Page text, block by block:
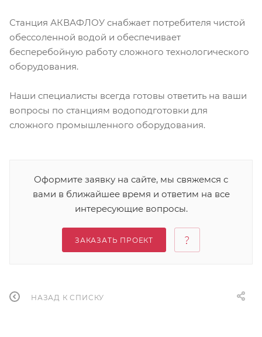
Станция АКВАФЛОУ снабжает потребителя чистой
обессоленной водой и обеспечивает
бесперебойную работу сложного технологического
оборудования.
Наши специалисты всегда готовы ответить на ваши
вопросы по станциям водоподготовки для
сложного промышленного оборудования.
Оформите заявку на сайте, мы свяжемся с
вами в ближайшее время и ответим на все
интересующие вопросы.
ЗАКАЗАТЬ ПРОЕКТ
НАЗАД К СПИСКУ